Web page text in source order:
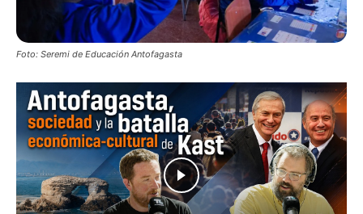
Foto: Seremi de Educación Antofagasta